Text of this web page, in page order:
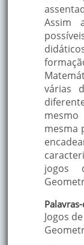
Assim
várias
mesma
jogos
Jogos